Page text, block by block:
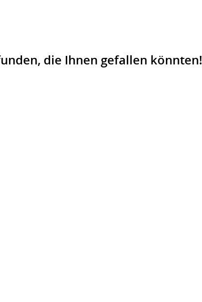
die Ihnen gefallen könnten!